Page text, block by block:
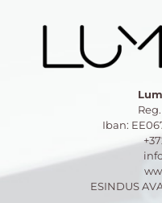
Iban:
ESINDUS